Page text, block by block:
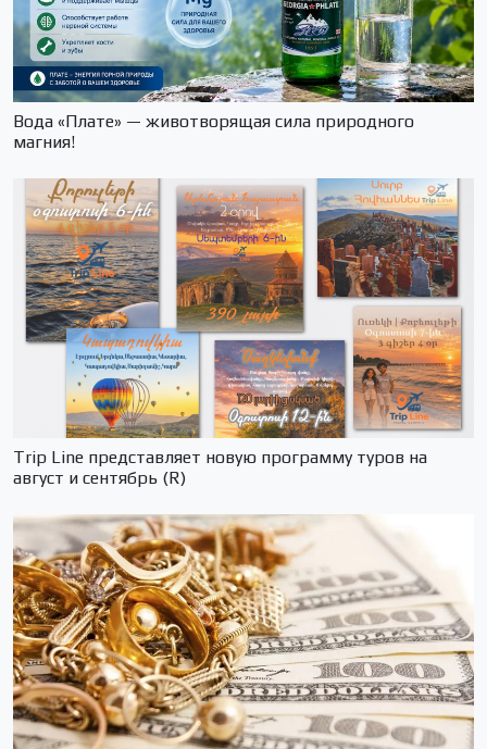
Вода «Плате» — животворящая сила природного
магния!
Trip Line представляет новую программу туров на
август и сентябрь (R)